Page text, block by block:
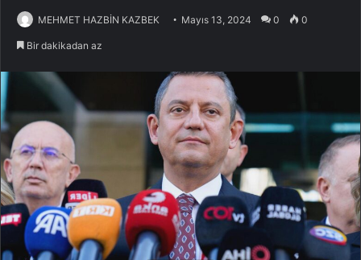
MEHMET HAZBİN KAZBEK Mayıs 13, 2024 0 0
Bir dakikadan az